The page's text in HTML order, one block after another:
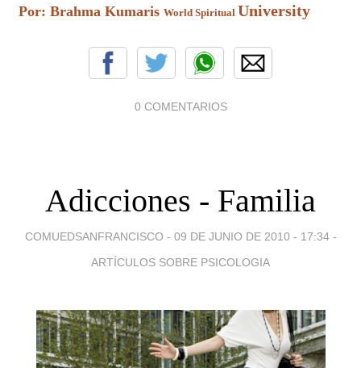
Por: Brahma Kumaris World Spiritual University
0 COMENTARIOS
Adicciones - Familia
COMUEDSANFRANCISCO - 09 DE JUNIO DE 2010 - 17:34 -
ARTÍCULOS SOBRE PSICOLOGIA